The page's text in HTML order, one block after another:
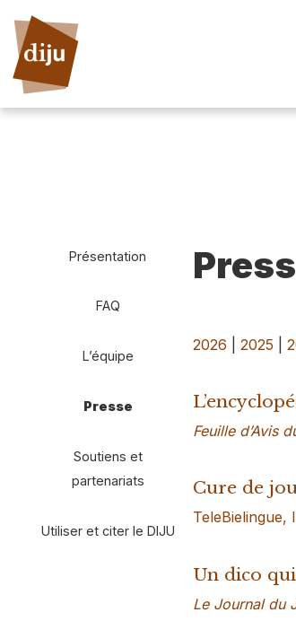
Présentation
FAQ
L’équipe
Presse
Soutiens et
partenariats
Utiliser et citer le DIJU
2026 |2025 |
Feuille d’Avis
Cure de
TeleBielingue,
Un dico
Le Journal du